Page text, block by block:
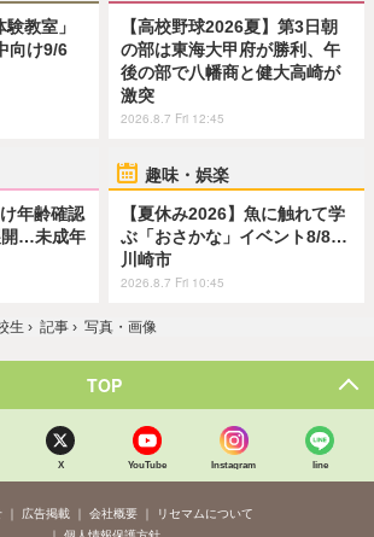
教室」
向け9/6
【高校野球2026夏】第3日朝
の部は東海大甲府が勝利、午
後の部で八幡商と健大高崎が
激突
2026.8.7 Fri 12:45
年齢確認
開…未成年
趣味・娯楽
【夏休み2026】魚に触れて学
ぶ「おさかな」イベント8/8…
川崎市
2026.8.7 Fri 10:45
生 › 記事 › 写真・画像
TOP
X YouTube Instagram line
広告掲載 会社概要
リセマムについて